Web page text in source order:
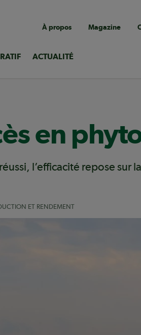
Navigation
utilitaire
À propos Magazine
ACTUALITÉ
en
l’efficacité repose sur
ET RENDEMENT